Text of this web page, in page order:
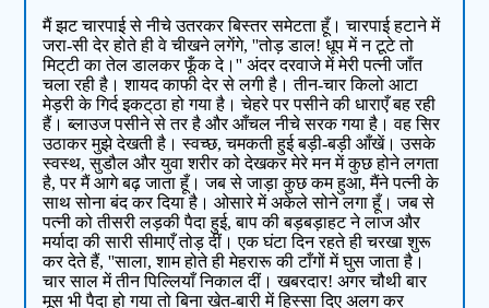
मैं झट चारपाई से नीचे उतरकर बिस्तर समेटता हूँ। चारपाई हटाने में
जरा-सी देर होते ही वे चीखने लगेंगे, ''तोड़ डाल! धूप में न टूटे तो
मिट्‌टी का तेल डालकर फूँक दे।'' अंदर दरवाजे में मेरी पत्नी जाँत
चला रही है। शायद काफी देर से लगी है। तीन-चार किलो आटा
मेड़री के गिर्द इकट्‌ठा हो गया है। चेहरे पर पसीने की धाराएँ बह रही
हैं। ब्लाउज पसीने से तर है और आँचल नीचे सरक गया है। वह सिर
उठाकर मुझे देखती है। स्वच्छ, चमकती हुई बड़ी-बड़ी आँखें। उसके
स्वस्थ, सुडौल और युवा शरीर को देखकर मेरे मन में कुछ होने लगता
है, पर मैं आगे बढ़ जाता हूँ। जब से जाड़ा कुछ कम हुआ, मैंने पत्नी के
साथ सोना बंद कर दिया है। ओसारे में अकेले सोने लगा हूँ। जब से
पत्नी को तीसरी लड़की पैदा हुई, बाप की बड़बड़ाहट ने लाज और
मर्यादा की सारी सीमाएँ तोड़ दीं। एक घंटा दिन रहते ही चरखा शुरू
कर देते हैं, ''साला, शाम होते ही मेहरारू की टाँगों में घुस जाता है।
चार साल में तीन पिल्लियाँ निकाल दीं। खबरदार! अगर चौथी बार
मूस भी पैदा हो गया तो बिना खेत-बारी में हिस्सा दिए अलग कर